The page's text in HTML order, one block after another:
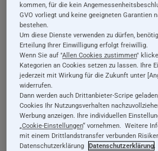
Holzspielzeug
Labirinto, knifflige
Kugelbahn mit
verschiedenen Teile
aus Holz, 16 Teile
39,99 €
inkl. 19% MwSt., exkl.
Versandkosten
Details
kommen, für die kein
GVO vorliegt und keine geeigneten Garantien
bestehen.
Um diese Dienste verwenden zu dürfen,
Erteilung Ihrer Einwilligung erfolgt freiwillig.
Wenn Sie auf "Allen Cookies zustimmen"
Kategorien an Cookies setzen zu lassen. Ihre
jederzeit mit Wirkung für die Zukunft unter
widerrufen.
Dann werden auch Drittanbieter-Scripe
Cookies Ihr Nutzungsverhalten
Werbung anzeigen. Ihre individuellen
„Cookie-Einstellungen“ vornehmen. Weitere
mit einem Drittlandstransfer verbunden
Datenschutzerklärung Datenschutzerklärung.